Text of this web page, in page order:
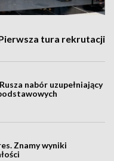
tura rekrutacji
nabór uzupełniający
Znamy wyniki